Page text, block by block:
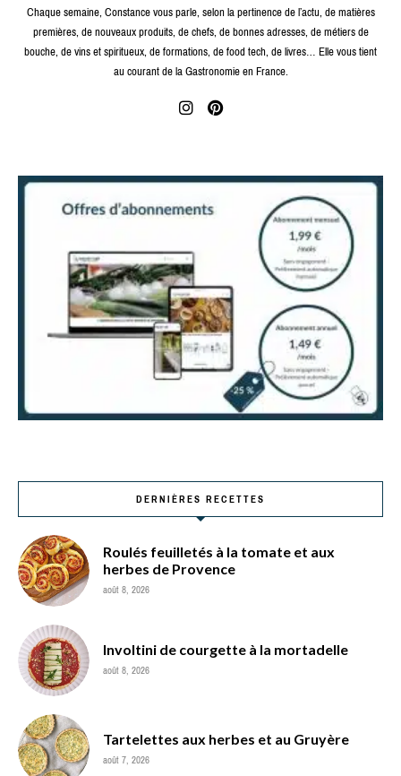
Chaque semaine, Constance vous parle, selon la pertinence de l’actu, de matières
premières, de nouveaux produits, de chefs, de bonnes adresses, de métiers de
bouche, de vins et spiritueux, de formations, de food tech, de livres… Elle vous tient
au courant de la Gastronomie en France.
DERNIÈRES RECETTES
Roulés feuilletés à la tomate et aux
herbes de Provence
août 8, 2026
Involtini de courgette à la mortadelle
août 8, 2026
Tartelettes aux herbes et au Gruyère
août 7, 2026